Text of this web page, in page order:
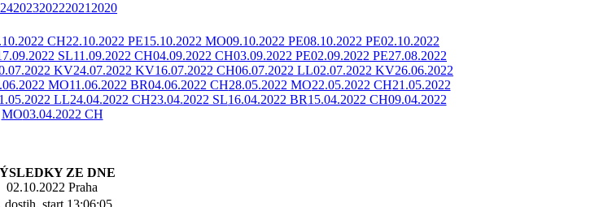
202320222021 2020
CH22.10.2022 PE15.10.2022 MO09.10.2022 PE08.10.2022 PE02.10.2022
SL11.09.2022 CH04.09.2022 CH03.09.2022 PE02.09.2022 PE27.08.2022
KV24.07.2022 KV16.07.2022 CH06.07.2022 LL02.07.2022 KV26.06.2022
MO11.06.2022 BR04.06.2022 CH28.05.2022 MO22.05.2022 CH21.05.2022
LL24.04.2022 CH23.04.2022 SL16.04.2022 BR15.04.2022 CH09.04.2022
MO03.04.2022 CH
ZE DNE
02.10.2022 Praha
dostih, start 13:06:05